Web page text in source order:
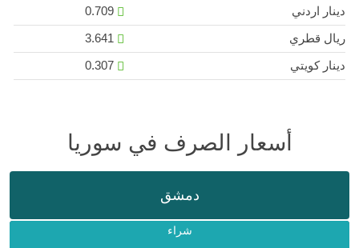
دينار اردني
0.709
ريال قطري
3.641
دينار كويتي
0.307
أسعار الصرف في سوريا
دمشق
شراء